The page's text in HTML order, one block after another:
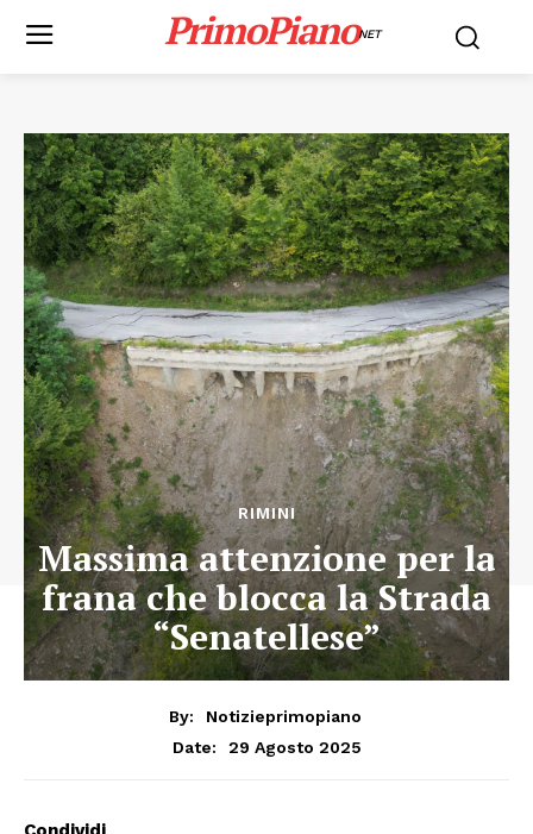
PrimoPianoNET
RIMINI
Massima attenzione per la
frana che blocca la Strada
“Senatellese”
By:
Notizieprimopiano
Date:
29 Agosto 2025